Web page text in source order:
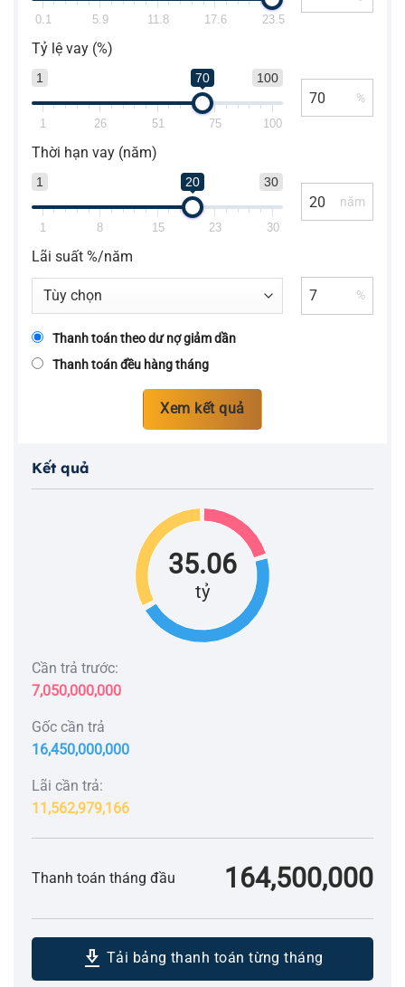
0.1 5.9 11.8 17.6 23.5
Tỷ lệ vay (%)
1 100
70
1 26 51 75 100
%
Thời hạn vay (năm)
1 30
20
1 8 15 23 30
năm
Lãi suất %/năm
%
Thanh toán theo dư nợ giảm dần
Thanh toán đều hàng tháng
Xem kết quả
Kết quả
35.06
tỷ
Cần trả trước:
7,050,000,000
Gốc cần trả
16,450,000,000
Lãi cần trả:
11,562,979,166
Thanh toán tháng đầu 164,500,000
download_2 Tải bảng thanh toán từng tháng